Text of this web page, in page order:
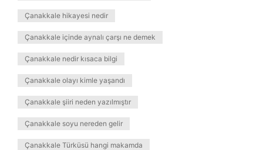
Çanakkale hikayesi nedir
Çanakkale içinde aynalı çarşı ne demek
Çanakkale nedir kısaca bilgi
Çanakkale olayı kimle yaşandı
Çanakkale şiiri neden yazılmıştır
Çanakkale soyu nereden gelir
Çanakkale Türküsü hangi makamda